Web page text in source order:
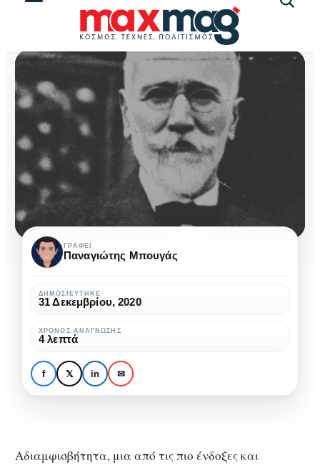
ΙΣΤΟΡΊΑ ΚΟΙΝΩΝΊΑ
Ελευθέριος Βενιζέλος:
Μια αμφιλεγόμενη
πολιτική
Ελευθέριος
Βενιζέλος:
Μια
αμφιλεγόμενη
πολιτική
προσωπικότητα
ΓΡΆΦΕΙ
Παναγιώτης Μπουγάς
ΔΗΜΟΣΙΕΎΤΗΚΕ
31 Δεκεμβρίου, 2020
ΧΡΌΝΟΣ ΑΝΆΓΝΩΣΗΣ
4 λεπτά
f 𝕏 in ✉
Αδιαμφισβήτητα, μια από τις πιο ένδοξες και